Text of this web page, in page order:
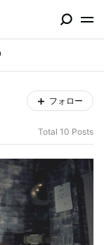
フォロー
Total 10 Posts